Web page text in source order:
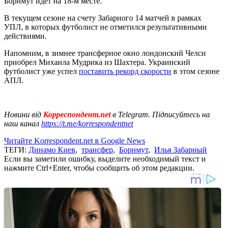
В текущем сезоне на счету Забарного 14 матчей в рамках
УПЛ, в которых футболист не отметился результативными
действиями.
Напомним, в зимнее трансферное окно лондонский Челси
приобрел Михаила Мудрика из Шахтера. Украинский
футболист уже успел поставить рекорд скорости в этом сезоне
АПЛ.
Новини від Корреспондент.netв Telegram. Підписуйтесь на
наш канал https://t.me/korrespondentnet
Читайте Korrespondent.net в Google News
ТЕГИ: Динамо Киев, трансфер, Борнмут, Илья Забарный
Если вы заметили ошибку, выделите необходимый текст и
нажмите Ctrl+Enter, чтобы сообщить об этом редакции.